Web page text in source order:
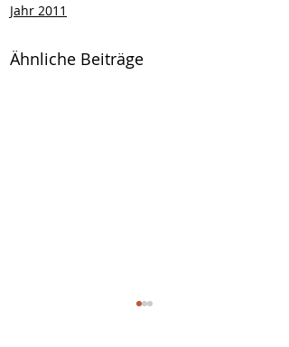
Jahr 2011
Ähnliche Beiträge